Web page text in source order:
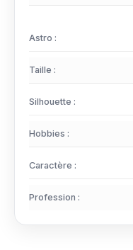
Astro :
Taille :
Silhouette :
Hobbies :
Caractère :
Profession :